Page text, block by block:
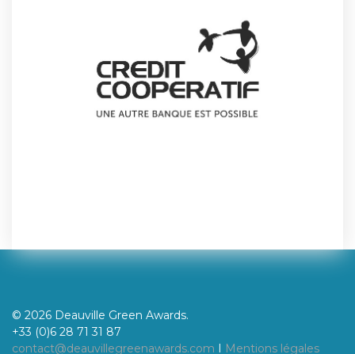
© 2026 Deauville Green Awards.
+33 (0)6 28 71 31 87
contact@deauvillegreenawards.com I Mentions légales